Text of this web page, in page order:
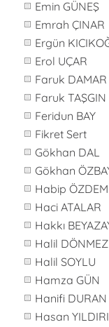
Emin GÜNEŞ
Emrah ÇINAR
Ergün
Erol UÇAR
Faruk DAMAR
Faruk TAŞGIN
Feridun BAY
Fikret Sert
Gökhan DAL
Gökhan
Habip
Haci ATALAR
Hakkı
Halil DÖNMEZ
Halil SOYLU
Hamza GÜN
Hanifi DURAN
Hasan